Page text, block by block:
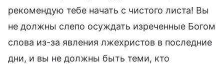
рекомендую тебе начать с чистого листа! Вы
не должны слепо осуждать изреченные Богом
слова из-за явления лжехристов в последние
дни, и вы не должны быть теми, кто